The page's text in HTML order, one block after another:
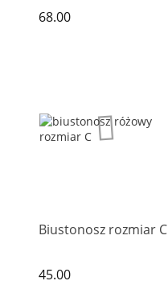
68.00
Biustonosz rozmiar C
45.00